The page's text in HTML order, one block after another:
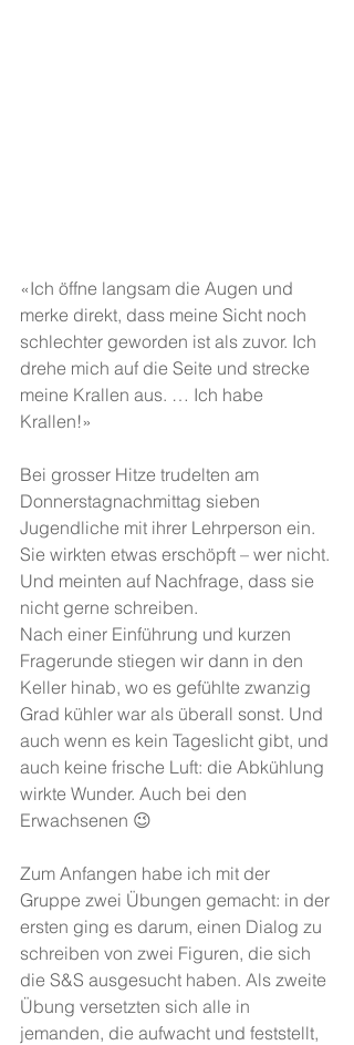
«Ich öffne langsam die Augen und
merke direkt, dass meine Sicht noch
schlechter geworden ist als zuvor. Ich
drehe mich auf die Seite und strecke
meine Krallen aus. … Ich habe
Krallen!»
Bei grosser Hitze trudelten am
Donnerstagnachmittag sieben
Jugendliche mit ihrer Lehrperson ein.
Sie wirkten etwas erschöpft – wer nicht.
Und meinten auf Nachfrage, dass sie
nicht gerne schreiben.
Nach einer Einführung und kurzen
Fragerunde stiegen wir dann in den
Keller hinab, wo es gefühlte zwanzig
Grad kühler war als überall sonst. Und
auch wenn es kein Tageslicht gibt, und
auch keine frische Luft: die Abkühlung
wirkte Wunder. Auch bei den
Erwachsenen 😉
Zum Anfangen habe ich mit der
Gruppe zwei Übungen gemacht: in der
ersten ging es darum, einen Dialog zu
schreiben von zwei Figuren, die sich
die S&S ausgesucht haben. Als zweite
Übung versetzten sich alle in
jemanden, die aufwacht und feststellt,